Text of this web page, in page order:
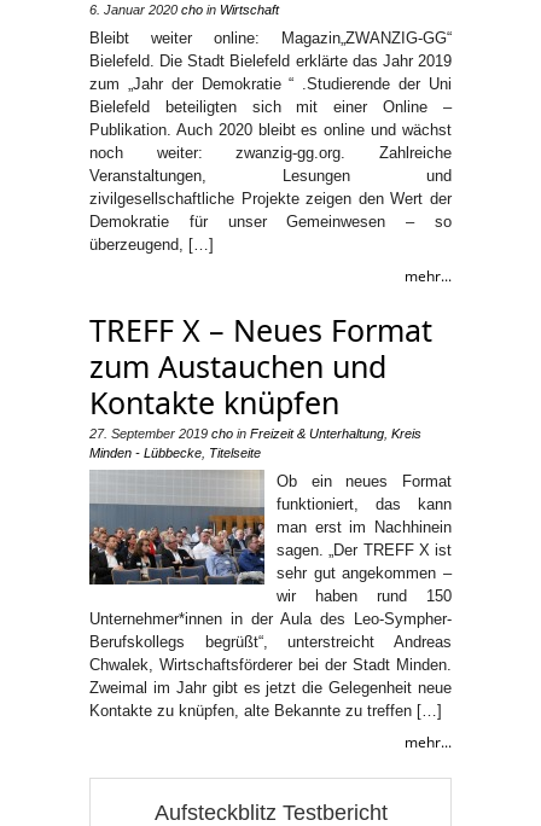
6. Januar 2020 cho in Wirtschaft
Bleibt weiter online: Magazin„ZWANZIG-GG“
Bielefeld. Die Stadt Bielefeld erklärte das Jahr 2019
zum „Jahr der Demokratie “ .Studierende der Uni
Bielefeld beteiligten sich mit einer Online –
Publikation. Auch 2020 bleibt es online und wächst
noch weiter: zwanzig-gg.org. Zahlreiche
Veranstaltungen, Lesungen und
zivilgesellschaftliche Projekte zeigen den Wert der
Demokratie für unser Gemeinwesen – so
überzeugend, […]
mehr...
TREFF X – Neues Format
zum Austauchen und
Kontakte knüpfen
27. September 2019 cho in Freizeit & Unterhaltung Kreis
Minden - Lübbecke Titelseite
Ob ein neues Format
funktioniert, das kann
man erst im Nachhinein
sagen. „Der TREFF X ist
sehr gut angekommen –
wir haben rund 150
Unternehmer*innen in der Aula des Leo-Sympher-
Berufskollegs begrüßt“, unterstreicht Andreas
Chwalek, Wirtschaftsförderer bei der Stadt Minden.
Zweimal im Jahr gibt es jetzt die Gelegenheit neue
Kontakte zu knüpfen, alte Bekannte zu treffen […]
mehr...
Aufsteckblitz Testbericht